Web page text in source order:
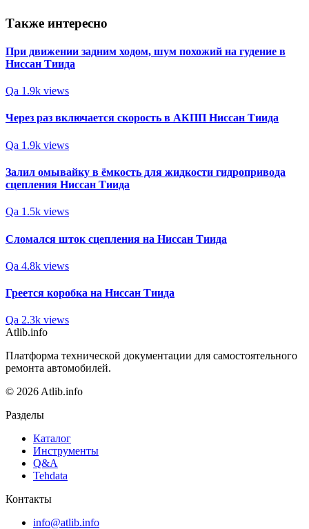
Также интересно
При движении задним ходом, шум похожий на гудение в
Ниссан Тиида
Qa 1.9k views
Через раз включается скорость в АКПП Ниссан Тиида
Qa 1.9k views
Залил омывайку в ёмкость для жидкости гидропривода
сцепления Ниссан Тиида
Qa 1.5k views
Сломался шток сцепления на Ниссан Тиида
Qa 4.8k views
Греется коробка на Ниссан Тиида
Qa 2.3k views
Atlib.info
Платформа технической документации для самостоятельного
ремонта автомобилей.
© 2026 Atlib.info
Разделы
Каталог
Инструменты
Q&A
Tehdata
Контакты
info@atlib.info